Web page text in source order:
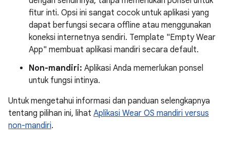
fitur inti. Opsi ini sangat cocok untuk aplikasi yang
dapat berfungsi secara offline atau menggunakan
koneksi internetnya sendiri. Template "Empty Wear
App" membuat aplikasi mandiri secara default.
Non-mandiri: Aplikasi Anda memerlukan ponsel
untuk fungsi intinya.
Untuk mengetahui informasi dan panduan selengkapnya
tentang pilihan ini, lihat Aplikasi Wear OS mandiri versus
non-mandiri.